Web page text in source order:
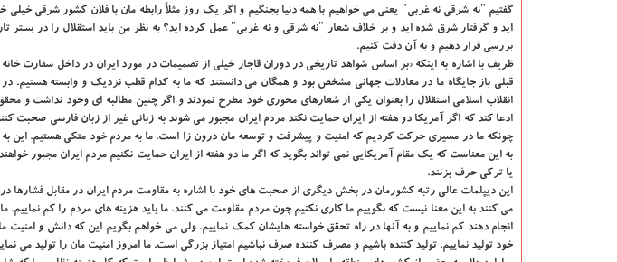
گفتیم "نه شرقی نه غربی" یعنی می خواهیم با همه دنیا بجنگیم و اگر یك روز مثلاً رابطه مان با فلان كشور شرقی
اید و گرفتار شرق شده اید و بر خلاف شعار "نه شرقی و نه غربی" عمل كرده اید؟ به نظر من باید استقلال را در بستر
بررسی قرار دهیم و به آن دقت كنیم.
ظریف با اشاره به اینكه «بر اساس شواهد تاریخی در دوران قاجار خیلی از تصمیمات در مورد ایران در داخل سفارت
قبلی باز جایگاه ما در معادلات جهانی مشخص بود و همگان می دانستند كه ما به كدام قطب نزدیك و وابسته هستیم.
انقلاب اسلامی استقلال را بعنوان یكی از شعارهای محوری خود مطرح نمودند و اگر چنین مطالبه ای وجود نداشت و
ادعا كند كه اگر آمریكا دو هفته از ایران حمایت نكند مردم ایران مجبور می شوند به زبانی غیر از زبان فارسی صحبت
چونكه ما در مسیری حركت كردیم كه امنیت و پیشرفت و توسعه مان درون زا است. ما به مردم خود متكی هستیم. این به
به این معناست كه یك مقام آمریكایی نمی تواند بگوید كه اگر ما دو هفته از ایران حمایت نكنیم مردم ایران مجبور
یا تركی حرف بزنند.
می كنند به این معنا نیست كه بگوییم ما كاری نكنیم چون مردم مقاومت می كنند. ما باید هزینه های مردم را كم نماییم. ما
انجام دهند كم نماییم و به آنها در راه تحقق خواسته هایشان كمك نماییم. ولی می خواهم بگویم این كه دانش و